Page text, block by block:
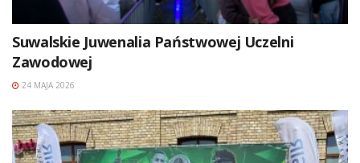
Suwalskie Juwenalia Państwowej Uczelni
Zawodowej
24 MAJA 2026